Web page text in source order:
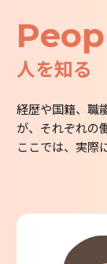
人を知る
経歴や国籍、職
が、それぞれの
ここでは、実際